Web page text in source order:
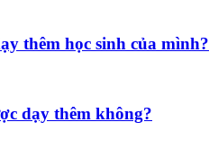
thêm học sinh của mình?
dạy thêm không?